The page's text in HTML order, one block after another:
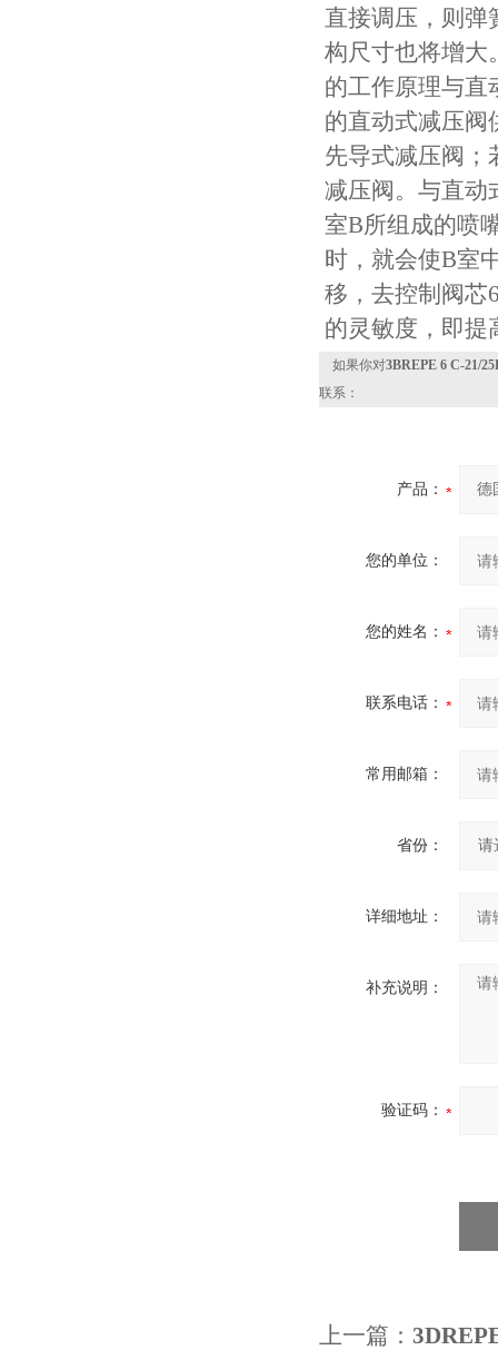
直接调压，则弹
构尺寸也将增大
的工作原理与直
的直动式减压阀
先导式减压阀；
减压阀。与直动
室B所组成的喷
时，就会使B室
移，去控制阀芯
的灵敏度，即提
如果你对3BREPE 6 C-21/
联系：
产品：
您的单位：
您的姓名：
联系电话：
常用邮箱：
省份：
详细地址：
补充说明：
验证码：
上一篇：